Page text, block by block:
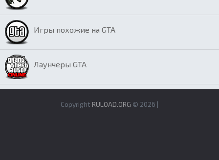
Игры похожие на GTA
Лаунчеры GTA
Copyright RULOAD.ORG © 2026 |